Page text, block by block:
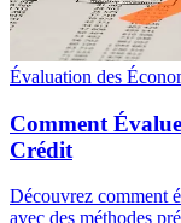
Évaluation des
Comment
Crédit
Découvrez comment
avec des méthodes